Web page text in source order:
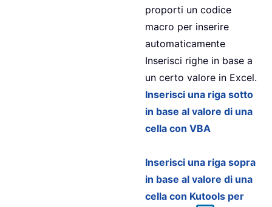
proporti un codice
macro per inserire
automaticamente
Inserisci righe in base a
un certo valore in Excel.
Inserisci una riga sotto
in base al valore di una
cella con VBA
Inserisci una riga sopra
in base al valore di una
cella con Kutools per